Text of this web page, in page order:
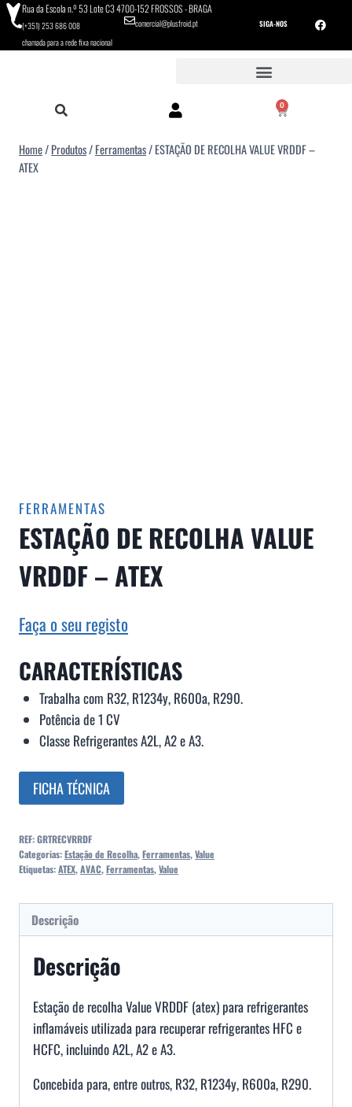
Rua da Escola n.º 53 Lote C3 4700-152 FROSSOS - BRAGA
(+351) 253 686 008
chamada para a rede fixa nacional
comercial@plusfroid.pt SIGA-NOS
0
Home/Produtos/Ferramentas/ESTAÇÃO DE RECOLHA VALUE VRDDF –
ATEX
FERRAMENTAS
ESTAÇÃO DE RECOLHA VALUE
VRDDF – ATEX
Faça o seu registo
CARACTERÍSTICAS
Trabalha com R32, R1234y, R600a, R290.
Potência de 1 CV
Classe Refrigerantes A2L, A2 e A3.
FICHA TÉCNICA
REF:GRTRECVRRDF
Categorias:Estação de Recolha,Ferramentas,Value
Etiquetas:ATEX,AVAC,Ferramentas,Value
Descrição
Descrição
Estação de recolha Value VRDDF (atex) para refrigerantes
inflamáveis utilizada para recuperar refrigerantes HFC e
HCFC, incluindo A2L, A2 e A3.
Concebida para, entre outros, R32, R1234y, R600a, R290.